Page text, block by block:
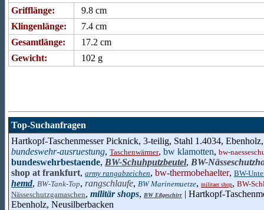
Grifflänge:
9.8 cm
Klingenlänge:
7.4 cm
Gesamtlänge:
17.2 cm
Gewicht:
102 g
Top-Suchanfragen
Hartkopf-Taschenmesser Picknick, 3-teilig, Stahl 1.4034,
bundeswehr-ausruestung, Taschenwärmer, bw klamotten, bw-
bundeswehrbestaende, BW-Schuhputzbeutel, BW-
shop at frankfurt, army rangabzeichen, bw-thermobehaelter, BW-
hemd, BW-Tank-Top, rangschlaufe, BW Marinemuetze, militaer shop, BW-
Nässeschutzgamaschen, militär shops, BW Eßgeschirr | Hartkopf-
Ebenholz, Neusilberbacken